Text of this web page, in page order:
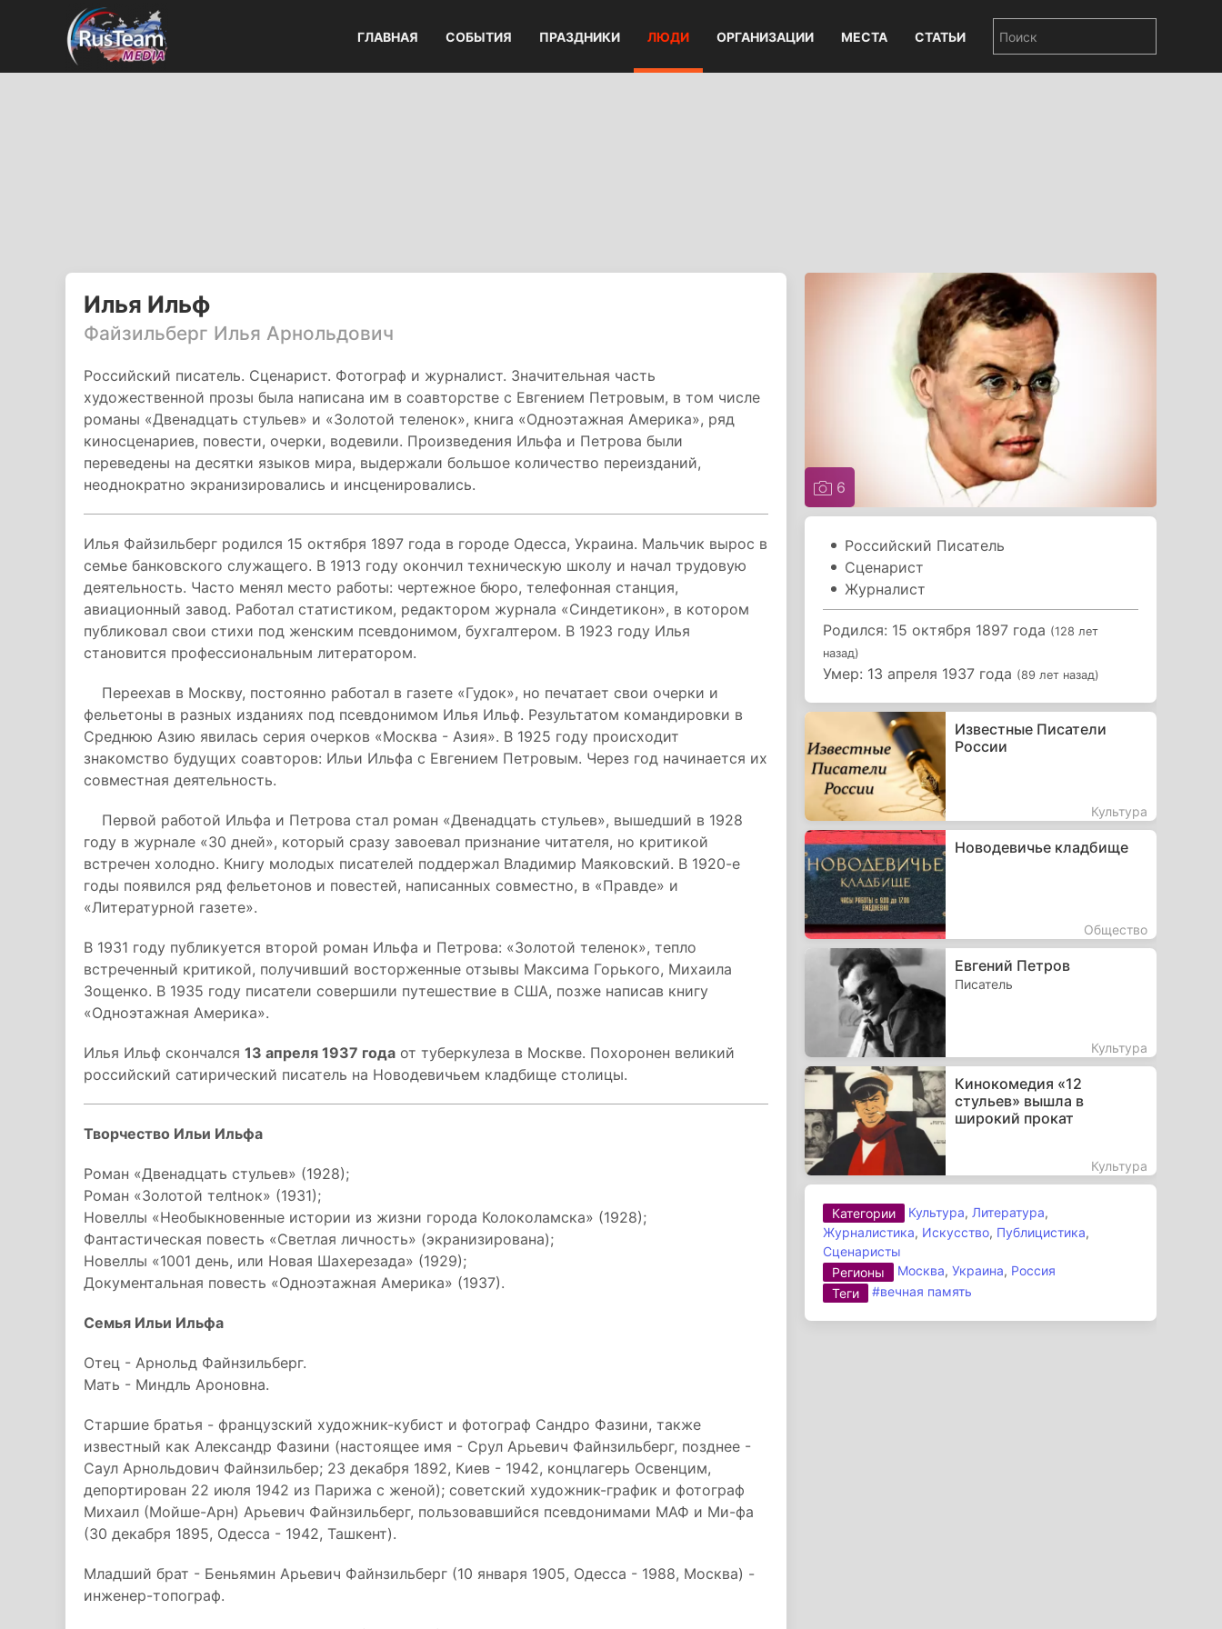
ГЛАВНАЯ СОБЫТИЯ ПРАЗДНИКИ ЛЮДИ ОРГАНИЗАЦИИ МЕСТА СТАТЬИ
Илья Ильф
Файзильберг Илья Арнольдович
Российский писатель. Сценарист. Фотограф и журналист. Значительная часть
художественной прозы была написана им в соавторстве с Евгением Петровым, в том числе
романы «Двенадцать стульев» и «Золотой теленок», книга «Одноэтажная Америка», ряд
киносценариев, повести, очерки, водевили. Произведения Ильфа и Петрова были
переведены на десятки языков мира, выдержали большое количество переизданий,
неоднократно экранизировались и инсценировались.
Илья Файзильберг родился 15 октября 1897 года в городе Одесса, Украина. Мальчик вырос в
семье банковского служащего. В 1913 году окончил техническую школу и начал трудовую
деятельность. Часто менял место работы: чертежное бюро, телефонная станция,
авиационный завод. Работал статистиком, редактором журнала «Синдетикон», в котором
публиковал свои стихи под женским псевдонимом, бухгалтером. В 1923 году Илья
становится профессиональным литератором.
Переехав в Москву, постоянно работал в газете «Гудок», но печатает свои очерки и
фельетоны в разных изданиях под псевдонимом Илья Ильф. Результатом командировки в
Среднюю Азию явилась серия очерков «Москва - Азия». В 1925 году происходит
знакомство будущих соавторов: Ильи Ильфа с Евгением Петровым. Через год начинается их
совместная деятельность.
Первой работой Ильфа и Петрова стал роман «Двенадцать стульев», вышедший в 1928
году в журнале «30 дней», который сразу завоевал признание читателя, но критикой
встречен холодно. Книгу молодых писателей поддержал Владимир Маяковский. В 1920-е
годы появился ряд фельетонов и повестей, написанных совместно, в «Правде» и
«Литературной газете».
В 1931 году публикуется второй роман Ильфа и Петрова: «Золотой теленок», тепло
встреченный критикой, получивший восторженные отзывы Максима Горького, Михаила
Зощенко. В 1935 году писатели совершили путешествие в США, позже написав книгу
«Одноэтажная Америка».
Илья Ильф скончался 13 апреля 1937 года от туберкулеза в Москве. Похоронен великий
российский сатирический писатель на Новодевичьем кладбище столицы.
Творчество Ильи Ильфа
Роман «Двенадцать стульев» (1928);
Роман «Золотой телtнок» (1931);
Новеллы «Необыкновенные истории из жизни города Колоколамска» (1928);
Фантастическая повесть «Светлая личность» (экранизирована);
Новеллы «1001 день, или Новая Шахерезада» (1929);
Документальная повесть «Одноэтажная Америка» (1937).
Семья Ильи Ильфа
Отец - Арнольд Файнзильберг.
Мать - Миндль Ароновна.
Старшие братья - французский художник-кубист и фотограф Сандро Фазини, также
известный как Александр Фазини (настоящее имя - Срул Арьевич Файнзильберг, позднее -
Саул Арнольдович Файнзильбер; 23 декабря 1892, Киев - 1942, концлагерь Освенцим,
депортирован 22 июля 1942 из Парижа с женой); советский художник-график и фотограф
Михаил (Мойше-Арн) Арьевич Файнзильберг, пользовавшийся псевдонимами МАФ и Ми-фа
(30 декабря 1895, Одесса - 1942, Ташкент).
Младший брат - Беньямин Арьевич Файнзильберг (10 января 1905, Одесса - 1988, Москва) -
инженер-топограф.
6
Российский Писатель
Сценарист
Журналист
Родился: 15 октября 1897 года (128 лет
назад)
Умер: 13 апреля 1937 года (89 лет назад)
Известные Писатели
России
Культура
Новодевичье кладбище
Общество
Евгений Петров
Писатель
Культура
Кинокомедия «12
стульев» вышла в
широкий прокат
Культура
Категории Культура, Литература,
Журналистика, Искусство, Публицистика,
Сценаристы
Регионы
Москва,Украина, Россия
Теги
#вечная память